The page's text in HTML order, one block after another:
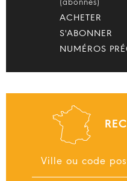
(abonnés)
ACHETER
S'ABONNER
NUMÉROS